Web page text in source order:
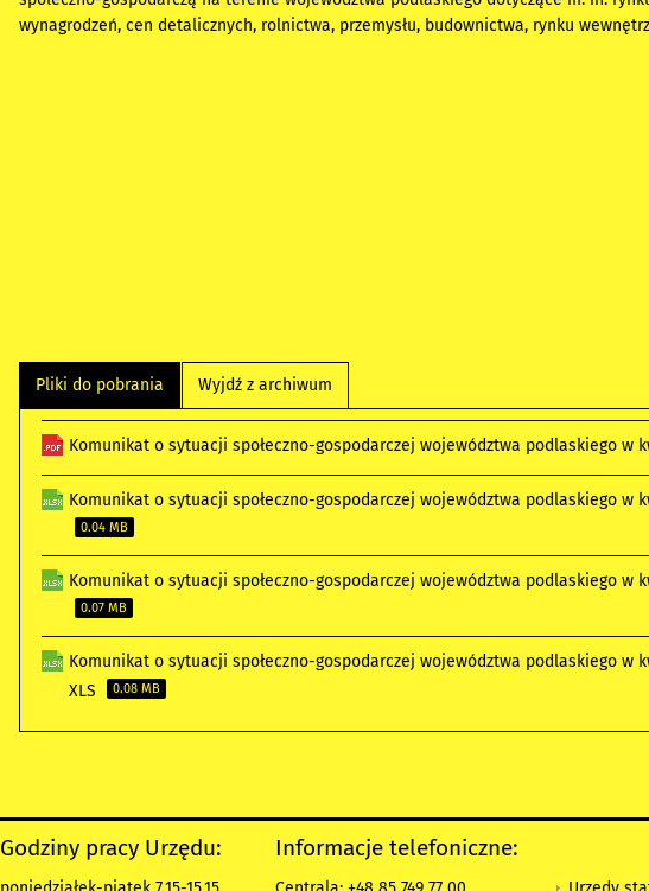
wynagrodzeń, cen detalicznych, rolnictwa, przemysłu, budownictwa, rynku
Pliki do pobrania Wyjdź z archiwum
Komunikat o sytuacji społeczno-gospodarczej województwa podlaskiego w
Komunikat o sytuacji społeczno-gospodarczej województwa podlaskiego w
0.04 MB
Komunikat o sytuacji społeczno-gospodarczej województwa podlaskiego w
0.07 MB
Komunikat o sytuacji społeczno-gospodarczej województwa podlaskiego w
XLS
0.08 MB
Godziny pracy Urzędu: Informacje telefoniczne: